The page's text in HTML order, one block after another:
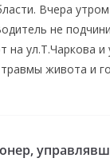
Вчера
не
ул.Т.Чаркова и
живота и